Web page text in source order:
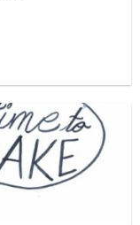
AUF MEINE
MERKLISTE
SETZEN